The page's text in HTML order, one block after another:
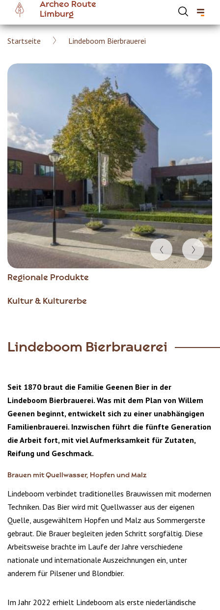
main
content
Archeo Route
Limburg
Breadcrumb
Startseite Lindeboom Bierbrauerei
Regionale Produkte
Kultur & Kulturerbe
Item
of
Lindeboom Bierbrauerei
Seit 1870 braut die Familie Geenen Bier in der
Lindeboom Bierbrauerei. Was mit dem Plan von Willem
Geenen beginnt, entwickelt sich zu einer unabhängigen
Familienbrauerei. Inzwischen führt die fünfte Generation
die Arbeit fort, mit viel Aufmerksamkeit für Zutaten,
Reifung und Geschmack.
Brauen mit Quellwasser, Hopfen und Malz
Lindeboom verbindet traditionelles Brauwissen mit modernen
Techniken. Das Bier wird mit Quellwasser aus der eigenen
Quelle, ausgewähltem Hopfen und Malz aus Sommergerste
gebraut. Die Brauer begleiten jeden Schritt sorgfältig. Diese
Arbeitsweise brachte im Laufe der Jahre verschiedene
nationale und internationale Auszeichnungen ein, unter
anderem für Pilsener und Blondbier.
Im Jahr 2022 erhielt Lindeboom als erste niederländische